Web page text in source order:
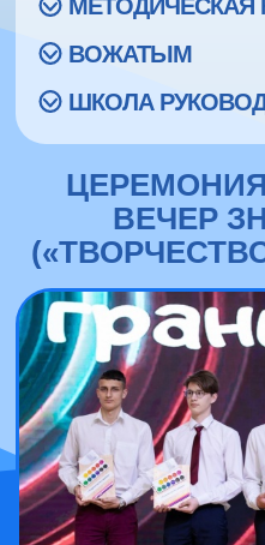
МЕТОДИЧЕСКАЯ
ВОЖАТЫМ
ШКОЛА
ВЕЧЕР